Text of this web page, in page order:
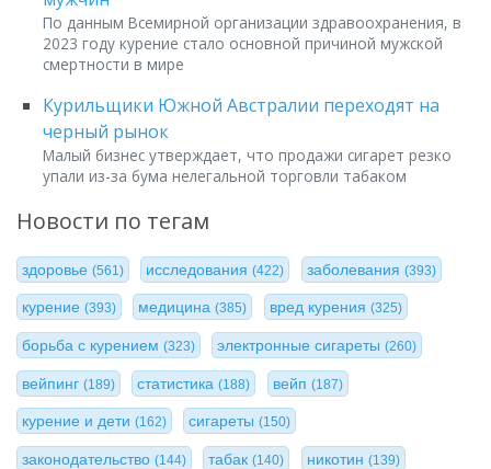
По данным Всемирной организации здравоохранения, в
2023 году курение стало основной причиной мужской
смертности в мире
Курильщики Южной Австралии переходят на
черный рынок
Малый бизнес утверждает, что продажи сигарет резко
упали из-за бума нелегальной торговли табаком
Новости по тегам
здоровье (561) исследования(422) заболевания (393)
курение (393) медицина(385) вред курения (325)
борьба с курением (323) электронные сигареты(260)
вейпинг (189) статистика(188) вейп (187)
курение и дети (162) сигареты(150)
законодательство (144) табак(140) никотин (139)